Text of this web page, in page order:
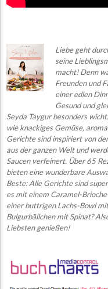
Liebe geht
seine
macht! Denn
Freunden und F
einer edlen
Gesund und
Seyda Taygur besonders
wie knackiges Gemüse,
Gerichte sind inspiriert von
aus der ganzen Welt und
Saucen verfeinert. Über 65
bieten eine wunderbare
Beste: Alle Gerichte sind
es mit einem Caramel-
einer buttrigen Lachs-Bowl
Bulgurbällchen mit Spinat?
Liebsten genießen!